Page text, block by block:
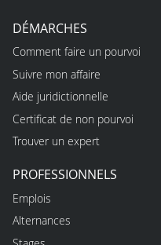
DÉMARCHES
Comment faire un pourvoi
Suivre mon affaire
Aide juridictionnelle
Certificat de non pourvoi
Trouver un expert
PROFESSIONNELS
Emplois
Alternances